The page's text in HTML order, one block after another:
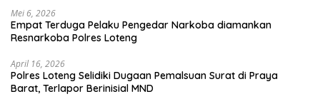
Mei 6, 2026
Empat Terduga Pelaku Pengedar Narkoba diamankan
Resnarkoba Polres Loteng
April 16, 2026
Polres Loteng Selidiki Dugaan Pemalsuan Surat di Praya
Barat, Terlapor Berinisial MND